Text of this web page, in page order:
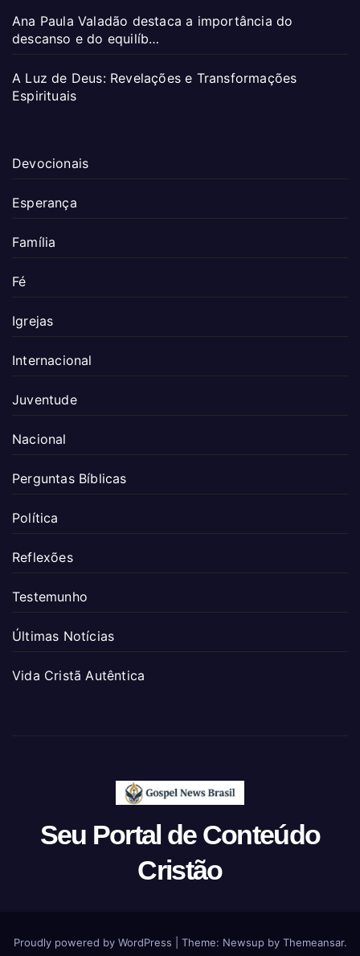
Ana Paula Valadão destaca a importância do
descanso e do equilíb…
A Luz de Deus: Revelações e Transformações
Espirituais
Devocionais
Esperança
Família
Fé
Igrejas
Internacional
Juventude
Nacional
Perguntas Bíblicas
Política
Reflexões
Testemunho
Últimas Notícias
Vida Cristã Autêntica
Seu Portal de Conteúdo
Cristão
Proudly powered by WordPress Theme: Newsup by Themeansar.